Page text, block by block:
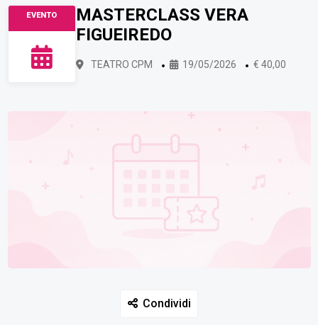
EVENTO
MASTERCLASS VERA
FIGUEIREDO
TEATRO CPM 19/05/2026 € 40,00
Condividi